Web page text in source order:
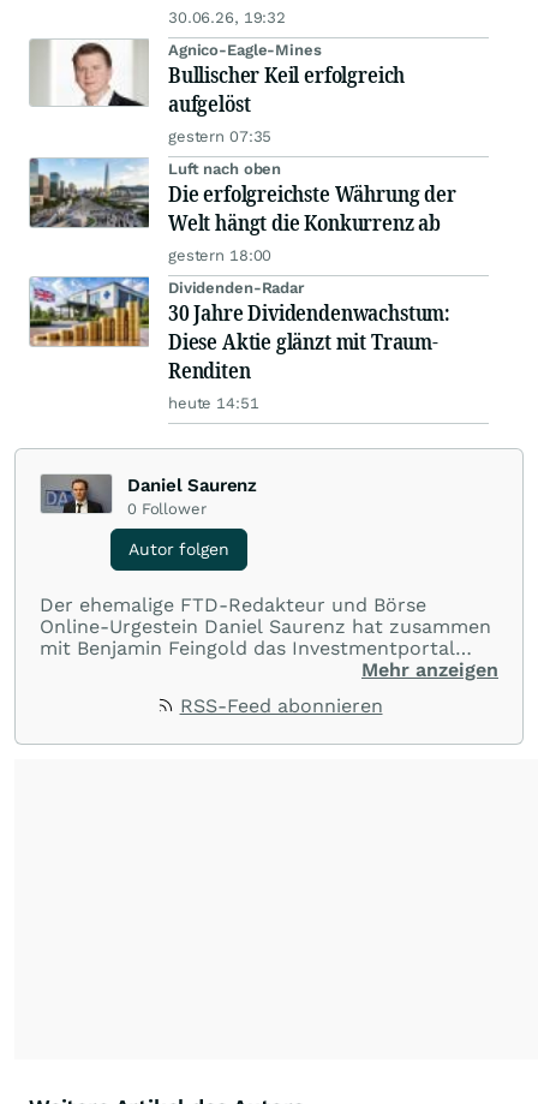
30.06.26, 19:32
Agnico-Eagle-Mines
Bullischer Keil erfolgreich
aufgelöst
gestern 07:35
Luft nach oben
Die erfolgreichste Währung der
Welt hängt die Konkurrenz ab
gestern 18:00
Dividenden-Radar
30 Jahre Dividendenwachstum:
Diese Aktie glänzt mit Traum-
Renditen
heute 14:51
Daniel Saurenz
0 Follower
Autor folgen
Der ehemalige FTD-Redakteur und Börse
Online-Urgestein Daniel Saurenz hat zusammen
mit Benjamin Feingold das Investmentportal
Journalisten ihre Markteinschätzungen,
Mehr anzeigen
RSS-Feed abonnieren